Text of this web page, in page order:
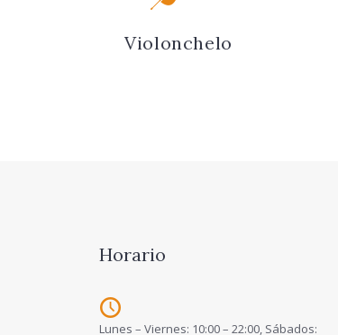
Violonchelo
Horario
Lunes – Viernes: 10:00 – 22:00, Sábados: